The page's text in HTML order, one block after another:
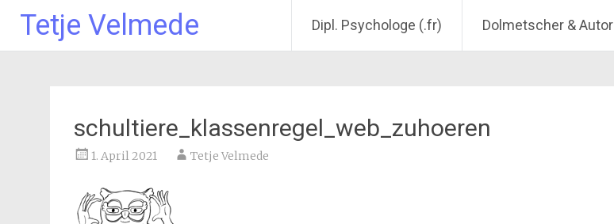
Tetje Velmede Dipl. Psychologe (.fr) Dolmetscher & Autor
schultiere_klassenregel_web_zuhoeren
1. April 2021 Tetje Velmede